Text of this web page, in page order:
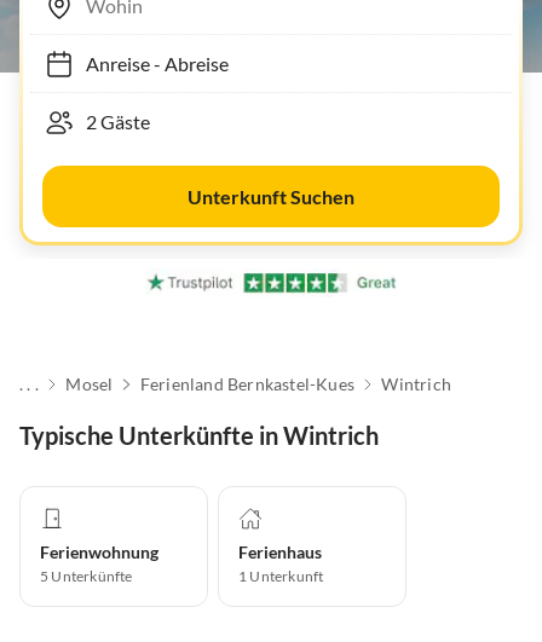
Anreise- Abreise
Unterkunft Suchen
. . . Mosel Ferienland Bernkastel-Kues Wintrich
Typische Unterkünfte in Wintrich
Ferienwohnung
5 Unterkünfte
Ferienhaus
1 Unterkunft